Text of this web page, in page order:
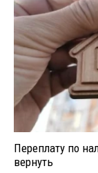
Переплату по
вернуть